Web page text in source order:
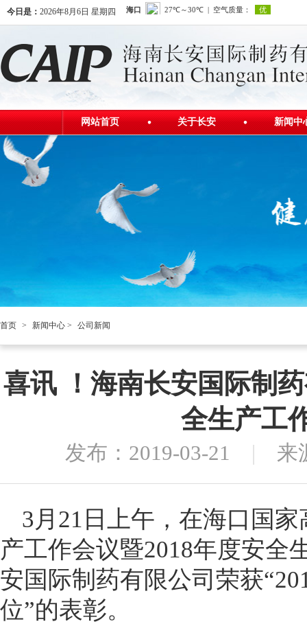
今日是： 2026年8月6日 星期四
网站首页 关于长安 新闻中
首页 > 新闻中心 > 公司新闻
喜讯 ！海南长安国际制
全生产工
发布：2019-03-21 来
3月21日上午，在海口国
产工作会议暨2018年度安全
安国际制药有限公司荣获
位”的表彰。